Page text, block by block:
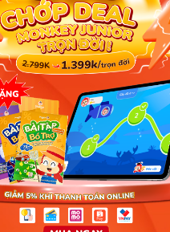
cho con. (Ảnh: sưu tầm
thịt xay
đơn ăn dặm kiểu
hôm nay đó là rau củ
món này cũng rất